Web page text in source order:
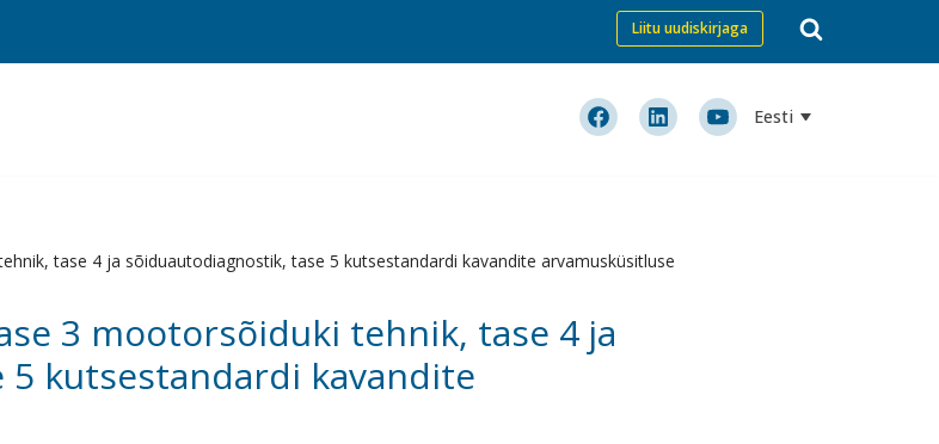
Liitu uudiskirjaga
Eesti
tase 4 ja sõiduautodiagnostik, tase 5 kutsestandardi kavandite arvamusküsitluse
3 mootorsõiduki tehnik, tase 4 ja
kutsestandardi kavandite